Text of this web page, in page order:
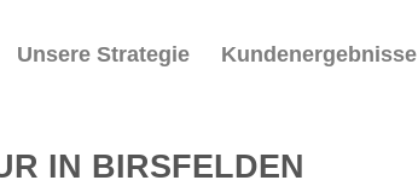
Unsere Strategie Kundenergebnisse
IN BIRSFELDEN